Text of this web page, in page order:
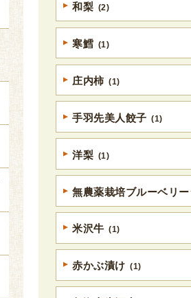
和梨 (2)
寒鱈 (1)
庄内柿 (1)
手羽先美人餃子 (1)
洋梨 (1)
無農薬栽培ブルーベリ
米沢牛 (1)
赤かぶ漬け (1)